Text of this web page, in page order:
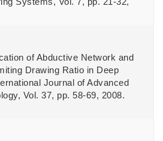
of Abductive Network and
Drawing Ratio in Deep
Journal of Advanced
Vol. 37, pp. 58-69, 2008.